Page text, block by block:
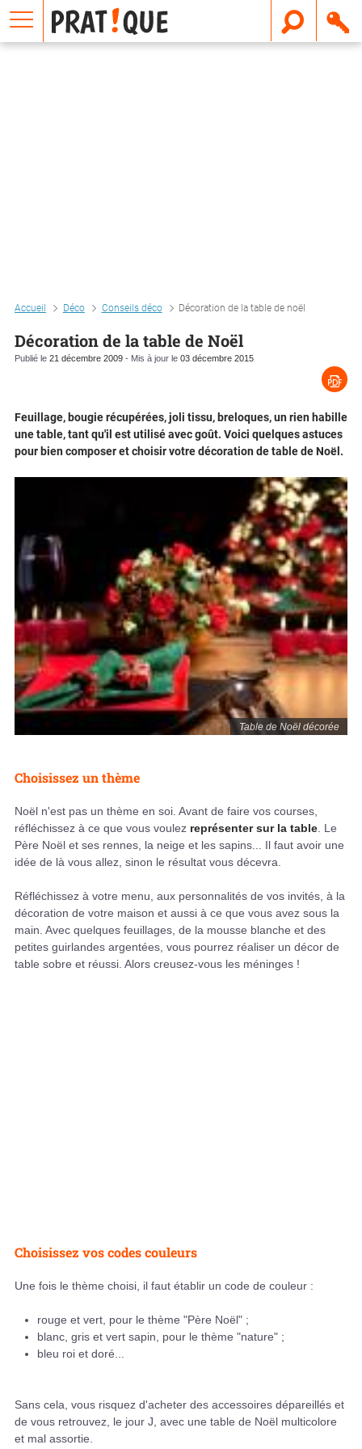
Accueil Déco Conseils déco Décoration de la table de noël
Décoration de la table de Noël
Publié le 21 décembre 2009 - Mis à jour le 03 décembre 2015
Table de Noël décorée
Feuillage, bougie récupérées, joli tissu, breloques, un rien habille
une table, tant qu'il est utilisé avec goût. Voici quelques astuces
pour bien composer et choisir votre décoration de table de Noël.
Choisissez un thème
Noël n'est pas un thème en soi. Avant de faire vos courses,
réfléchissez à ce que vous voulez représenter sur la table . Le
Père Noël et ses rennes, la neige et les sapins... Il faut avoir une
idée de là vous allez, sinon le résultat vous décevra.
Réfléchissez à votre menu, aux personnalités de vos invités, à la
décoration de votre maison et aussi à ce que vous avez sous la
main. Avec quelques feuillages, de la mousse blanche et des
petites guirlandes argentées, vous pourrez réaliser un décor de
table sobre et réussi. Alors creusez-vous les méninges !
Choisissez vos codes couleurs
Une fois le thème choisi, il faut établir un code de couleur :
rouge et vert, pour le thème "Père Noël" ;
blanc, gris et vert sapin, pour le thème "nature" ;
bleu roi et doré...
Sans cela, vous risquez d'acheter des accessoires dépareillés et
de vous retrouvez, le jour J, avec une table de Noël multicolore
et mal assortie.
E
m
a